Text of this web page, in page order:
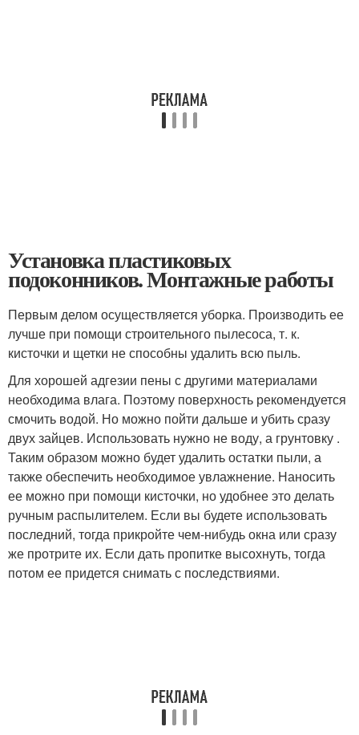
Установка пластиковых
подоконников. Монтажные работы
Первым делом осуществляется уборка. Производить ее
лучше при помощи строительного пылесоса, т. к.
кисточки и щетки не способны удалить всю пыль.
Для хорошей адгезии пены с другими материалами
необходима влага. Поэтому поверхность рекомендуется
смочить водой. Но можно пойти дальше и убить сразу
двух зайцев. Использовать нужно не воду, а грунтовку .
Таким образом можно будет удалить остатки пыли, а
также обеспечить необходимое увлажнение. Наносить
ее можно при помощи кисточки, но удобнее это делать
ручным распылителем. Если вы будете использовать
последний, тогда прикройте чем-нибудь окна или сразу
же протрите их. Если дать пропитке высохнуть, тогда
потом ее придется снимать с последствиями.